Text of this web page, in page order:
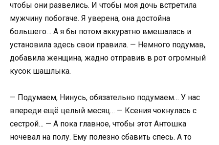
чтобы они развелись. И чтобы моя дочь встретила
мужчину побогаче. Я уверена, она достойна
большего… А я бы потом аккуратно вмешалась и
установила здесь свои правила. — Немного подумав,
добавила женщина, жадно отправив в рот огромный
кусок шашлыка.
— Подумаем, Нинусь, обязательно подумаем… У нас
впереди ещё целый месяц… — Ксения чокнулась с
сестрой… — А пока главное, чтобы этот Антошка
ночевал на полу. Ему полезно сбавить спесь. А то